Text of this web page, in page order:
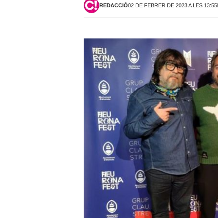
REDACCIÓ02 DE FEBRER DE 2023 A LES